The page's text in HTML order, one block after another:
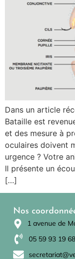
Dans un article
Bataille est
et des mesure à
oculaires doivent
urgence ? Votre
Il présente un
[…]
Nos
1 avenue de
05 59 93 19 68